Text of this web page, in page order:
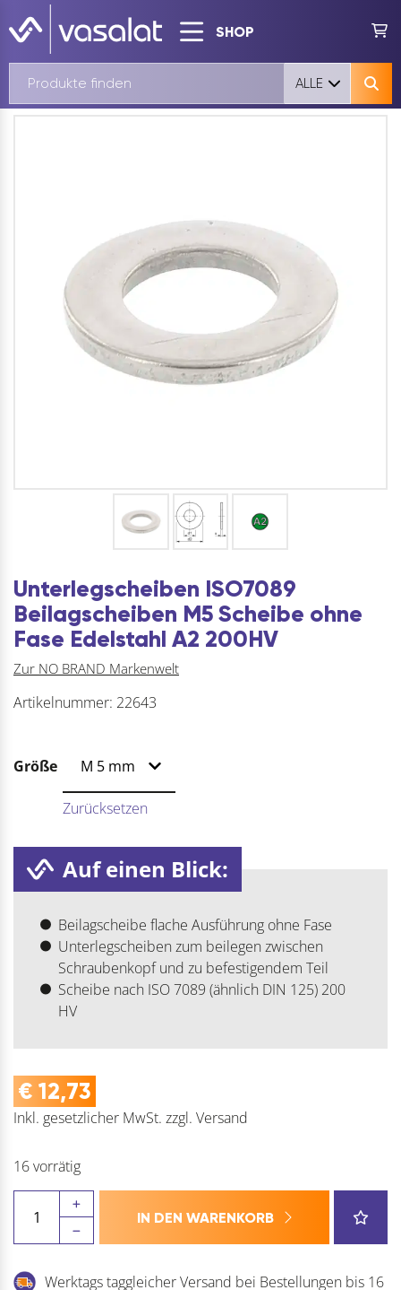
SHOP
ALLE
Unterlegscheiben ISO7089
Beilagscheiben M5 Scheibe ohne
Fase Edelstahl A2 200HV
Zur NO BRAND Markenwelt
Artikelnummer: 22643
Größe
Zurücksetzen
Auf einen Blick:
Beilagscheibe flache Ausführung ohne Fase
Unterlegscheiben zum beilegen zwischen
Schraubenkopf und zu befestigendem Teil
Scheibe nach ISO 7089 (ähnlich DIN 125) 200
HV
€ 12,73
Inkl. gesetzlicher MwSt. zzgl. Versand
16 vorrätig
7089
IN DEN WARENKORB
Werktags taggleicher Versand bei Bestellungen bis 16